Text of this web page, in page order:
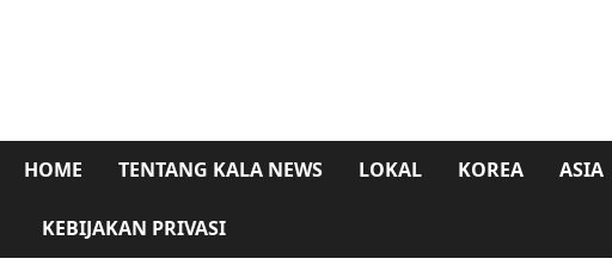
HOME TENTANG KALA NEWS LOKAL KOREA ASIA
KEBIJAKAN PRIVASI